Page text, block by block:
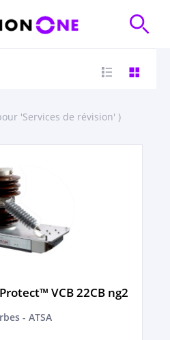
'Services de révision' )
VCB 22CB ng2
- ATSA